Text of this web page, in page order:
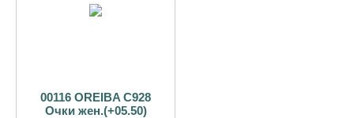
00116 OREIBA С928
Очки жен.(+05.50)